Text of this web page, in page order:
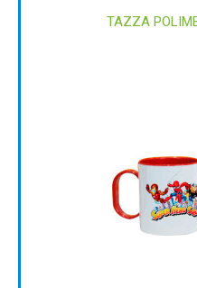
TAZZA